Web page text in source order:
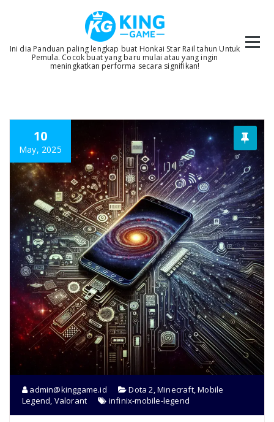
Ini dia Panduan paling lengkap buat Honkai Star Rail tahun Untuk
Pemula. Cocok buat yang baru mulai atau yang ingin
meningkatkan performa secara signifikan!
10
May, 2025
admin@kinggame.id Dota 2 ,Minecraft,Mobile
Legend Valorant infinix-mobile-legend